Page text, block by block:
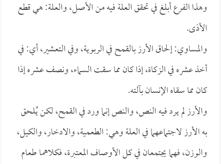
وهذا الفرع أبلغ في تحقق العلة فيه من الأصل، والعلة: هي قطع
الأذى.
والمساوي: إلحاق الأرز بالقمح في الربوية، وفي التعشير، أي: في
أخذ عشره في الزكاة، إذا كان مما سقت السماء، ونصف عشره إذا
كان مما سقاه الإنسان بآلته.
والأرز لم يرد فيه النص، والنص إنما ورد في القمح، لكن يُلحق
به الأرز لاجتماعهما في العلة وهي: الطعمية، والادخار، والكيل،
والوزن، فهما يجتمعان في كل الأوصاف المعتبرة، فكلاهما طعام